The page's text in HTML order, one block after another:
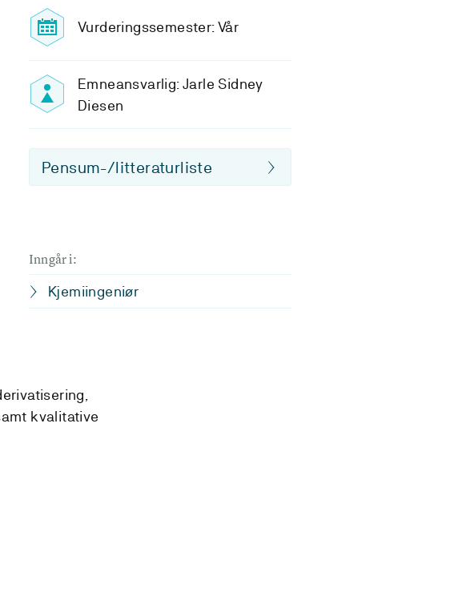
Vurderingssemester: Vår
Emneansvarlig: Jarle Sidney
Diesen
Pensum-/litteraturliste
Inngår i:
Kjemiingeniør
kvalitative